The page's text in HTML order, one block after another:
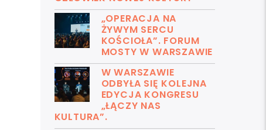
„OPERACJA NA
ŻYWYM SERCU
KOŚCIOŁA”. FORUM
MOSTY W WARSZAWIE
W WARSZAWIE
ODBYŁA SIĘ KOLEJNA
EDYCJA KONGRESU
„ŁĄCZY NAS
KULTURA”.